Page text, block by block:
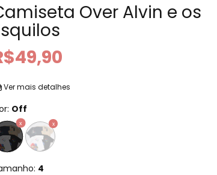
Over Alvin e os
Ver mais detalhes
Off
4